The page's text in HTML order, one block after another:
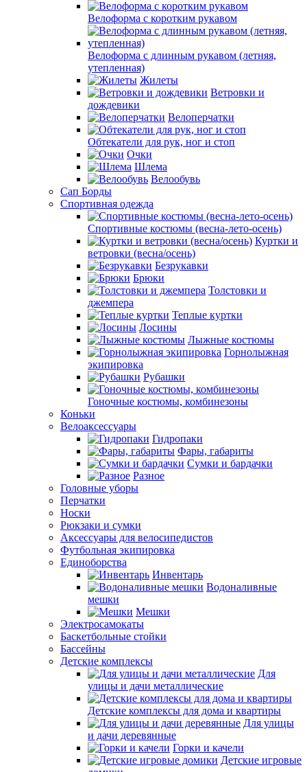
Велоформа с коротким рукавом
Велоформа с длинным рукавом (летняя,
утепленная)
Жилеты
Ветровки и
дождевики
Велоперчатки
Обтекатели для рук, ног и стоп
Очки
Шлема
Велообувь
Сап Борды
Спортивная одежда
Спортивные костюмы (весна-лето-осень)
Куртки и
ветровки (весна/осень)
Безрукавки
Брюки
Толстовки и
джемпера
Теплые куртки
Лосины
Лыжные костюмы
Горнолыжная
экипировка
Рубашки
Гоночные костюмы, комбинезоны
Коньки
Велоаксессуары
Гидропаки
Фары, габариты
Сумки и бардачки
Разное
Головные уборы
Перчатки
Носки
Рюкзаки и сумки
Аксессуары для велосипедистов
Футбольная экипировка
Единоборства
Инвентарь
Водоналивные
мешки
Мешки
Электросамокаты
Баскетбольные стойки
Бассейны
Детские комплексы
Для
улицы и дачи металлические
Детские комплексы для дома и квартиры
Для улицы
и дачи деревянные
Горки и качели
Детские игровые